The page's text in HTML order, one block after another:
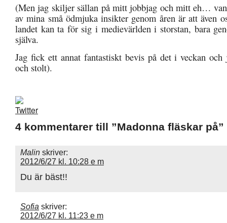
(Men jag skiljer sällan på mitt jobbjag och mitt eh…
av mina små ödmjuka insikter genom åren är att även
landet kan ta för sig i medievärlden i storstan, bara
själva.
Jag fick ett annat fantastiskt bevis på det i veckan
och stolt).
4 kommentarer till ”Madonna fläskar på”
Malin skriver:
2012/6/27 kl. 10:28 e m
Du är bäst!!
Sofia skriver:
2012/6/27 kl. 11:23 e m